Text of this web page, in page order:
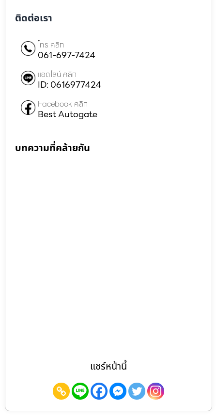
ติดต่อเรา
โทร คลิก
061-697-7424
แอดไลน์ คลิก
ID: 0616977424
Facebook คลิก
Best Autogate
บทความที่คล้ายกัน
แชร์หน้านี้